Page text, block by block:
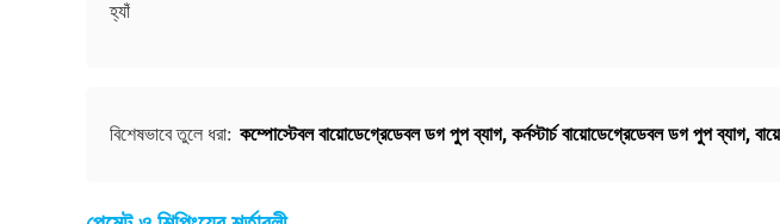
হ্যাঁ
বিশেষভাবে তুলে ধরা: কম্পোস্টেবল বায়োডেগ্রেডেবল ডগ পুপ ব্যাগ, কর্নস্টার্চ বায়োডেগ্রেডেবল ডগ পুপ ব্যাগ,